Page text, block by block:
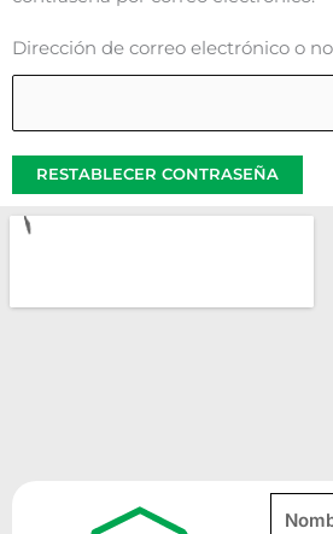
Dirección de correo electrónico o
RESTABLECER CONTRASEÑA